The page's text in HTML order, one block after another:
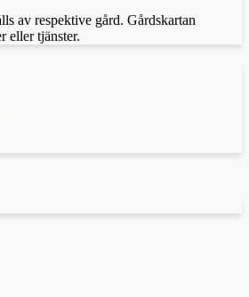
av respektive gård. Gårdskartan
eller tjänster.